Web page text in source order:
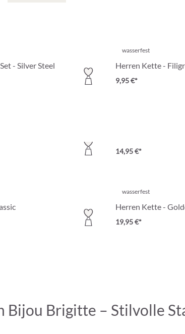
- Silver Steel
wasserfest
Herren Kette -
9,95 €*
14,95 €*
wasserfest
Herren Kette -
19,95 €*
Bijou Brigitte – Stilvolle